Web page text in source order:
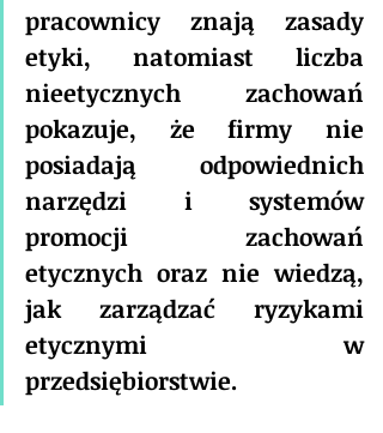
pracownicy znają zasady
etyki, natomiast liczba
nieetycznych zachowań
pokazuje, że firmy nie
posiadają odpowiednich
narzędzi i systemów
promocji zachowań
etycznych oraz nie wiedzą,
jak zarządzać ryzykami
etycznymi w
przedsiębiorstwie.